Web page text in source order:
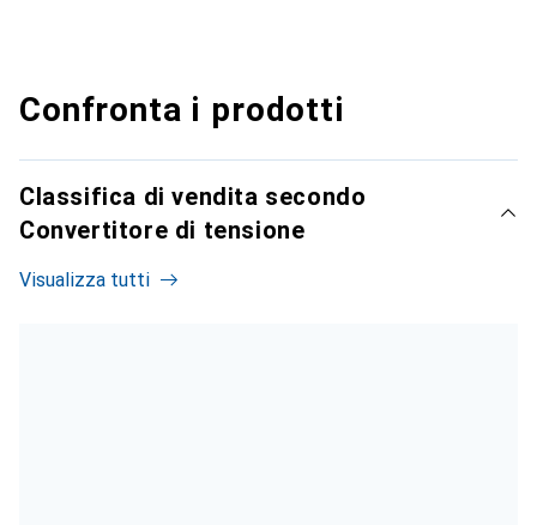
Confronta i prodotti
Classifica di vendita secondo
Convertitore di tensione
Visualizza tutti